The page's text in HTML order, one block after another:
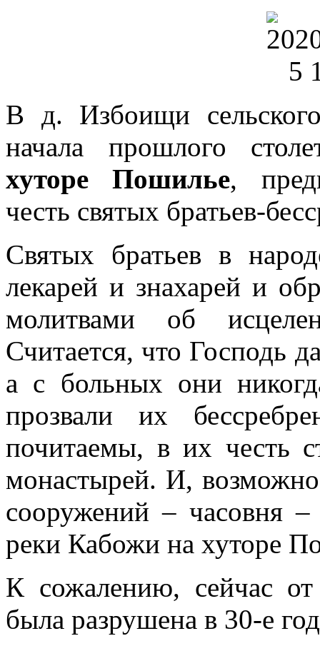
В д. Избоищи
начала прошлого
хуторе Пошилье,
честь святых братьев-
Святых братьев в
лекарей и знахарей и
молитвами об
Считается, что Господь
а с больных они
прозвали их
почитаемы, в их честь
монастырей. И,
сооружений – часовня
реки Кабожи на хуторе
К сожалению, сейчас
была разрушена в 30-е